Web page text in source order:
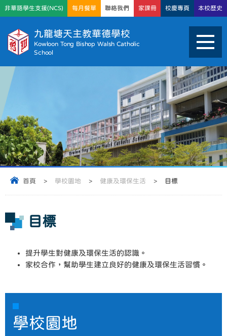
九龍塘天主教華德學校
Kowloon Tong Bishop Walsh Catholic
School
非華語學生支援(NCS) 每月餐單 聯絡我們 家課冊 校慶專頁 本校歷史
首頁 > 學校園地 > 健康及環保生活 > 目標
目標
提升學生對健康及環保生活的認識。
家校合作，幫助學生建立良好的健康及環保生活習慣。
學校園地